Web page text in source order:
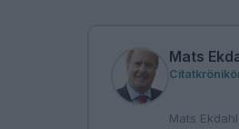
Mats
Mats